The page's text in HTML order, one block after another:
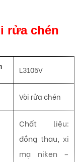
rửa chén
L3105V
Vòi rửa chén
Chất liệu:
đồng thau, xi
mạ niken –